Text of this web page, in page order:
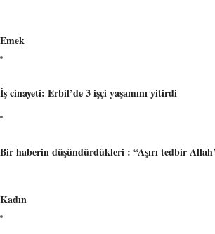
Emek
İş cinayeti: Erbil’de 3 işçi yaşamını yitirdi
Bir haberin düşündürdükleri : “Aşırı tedbir
Kadın